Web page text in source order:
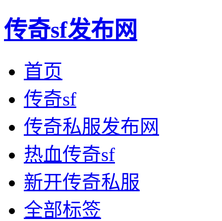
传奇sf发布网
首页
传奇sf
传奇私服发布网
热血传奇sf
新开传奇私服
全部标签